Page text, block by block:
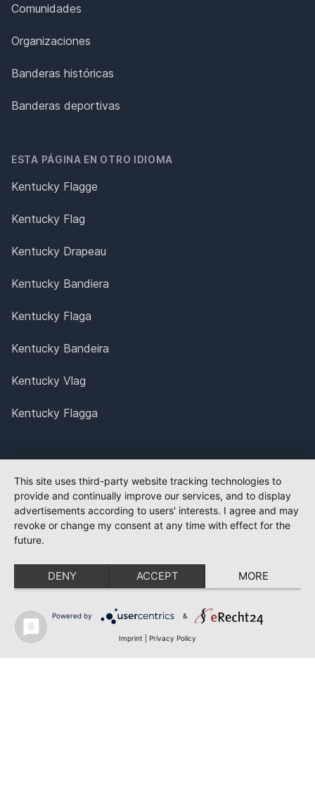
Comunidades
Organizaciones
Banderas históricas
Banderas deportivas
ESTA PÁGINA EN OTRO IDIOMA
Kentucky Flagge
Kentucky Flag
Kentucky Drapeau
Kentucky Bandiera
Kentucky Flaga
Kentucky Bandeira
Kentucky Vlag
Kentucky Flagga
This site uses third-party website tracking technologies to
provide and continually improve our services, and to display
advertisements according to users' interests. I agree and may
revoke or change my consent at any time with effect for the
future.
DENY ACCEPT MORE
Powered by &
Imprint Privacy Policy